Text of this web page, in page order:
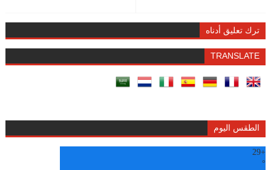
ترك تعليق أدناه
TRANSLATE
الطقس اليوم
+
29
°